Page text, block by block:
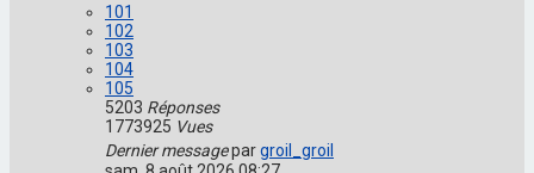
101
102
103
104
105
5203 Réponses
1773925 Vues
Dernier messagepargroil_groil